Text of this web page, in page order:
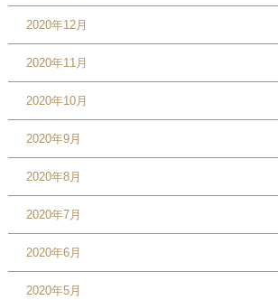
2020年12月
2020年11月
2020年10月
2020年9月
2020年8月
2020年7月
2020年6月
2020年5月